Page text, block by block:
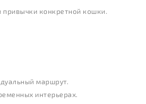
привычки конкретной кошки.
маршрут.
интерьерах.